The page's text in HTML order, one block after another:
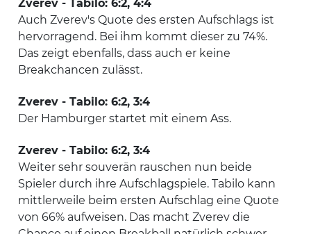
Zverev - Tabilo: 6:2, 4:4
Auch Zverev's Quote des ersten Aufschlags ist
hervorragend. Bei ihm kommt dieser zu 74%.
Das zeigt ebenfalls, dass auch er keine
Breakchancen zulässt.
Zverev - Tabilo: 6:2, 3:4
Der Hamburger startet mit einem Ass.
Zverev - Tabilo: 6:2, 3:4
Weiter sehr souverän rauschen nun beide
Spieler durch ihre Aufschlagspiele. Tabilo kann
mittlerweile beim ersten Aufschlag eine Quote
von 66% aufweisen. Das macht Zverev die